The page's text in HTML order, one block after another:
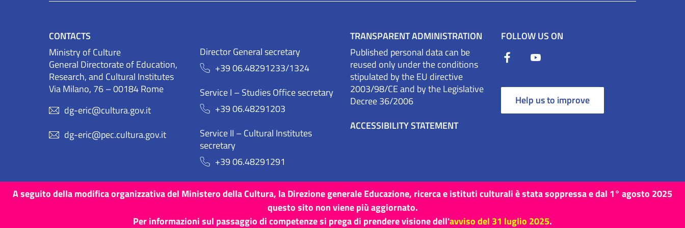
A seguito della modifica organizzativa del Ministero della Cultura, la Direzione generale Educazione, ricerca e istituti culturali è stata soppressa e dal 1° agosto 2025
questo sito non viene più aggiornato.
Per informazioni sul passaggio di competenze si prega di prendere visione dell'avviso del 31 luglio 2025.
CONTACTS
Ministry of Culture
General Directorate of Education,
Research, and Cultural Institutes
Via Milano, 76 – 00184 Rome
dg-eric@cultura.gov.it
dg-eric@pec.cultura.gov.it
Director General secretary
+39 06.48291233/1324
Service I – Studies Office secretary
+39 06.48291203
Service II – Cultural Institutes
secretary
+39 06.48291291
TRANSPARENT ADMINISTRATION
Published personal data can be
reused only under the conditions
stipulated by the EU directive
2003/98/CE and by the Legislative
Decree 36/2006
ACCESSIBILITY STATEMENT
FOLLOW US ON
Help us to improve
Cookies Privacy Policy Site map Credits